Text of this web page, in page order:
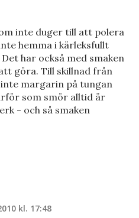
inte duger till att polera
hemma i kärleksfullt
har också med smaken
göra. Till skillnad från
margarin på tungan
som smör alltid är
- och så smaken
kl. 17:48